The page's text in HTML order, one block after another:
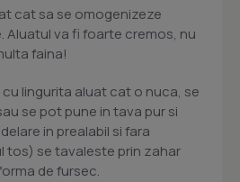
cat sa se omogenizeze
va fi foarte cremos, nu
faina!
lingurita aluat cat o nuca, se
se pot pune in tava pur si
in prealabil si fara
tos) se tavaleste prin zahar
de fursec.